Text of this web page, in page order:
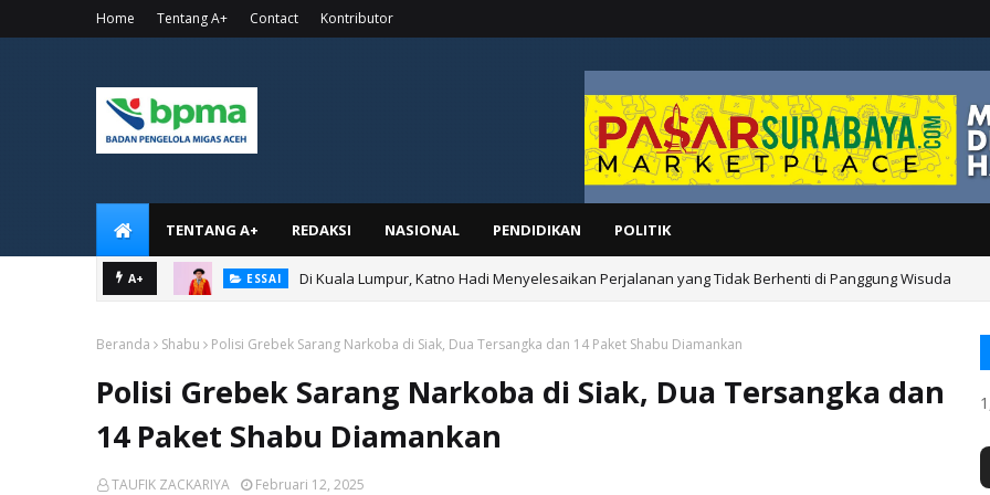
Home Tentang A+ Contact Kontributor
TENTANG A+ REDAKSI NASIONAL PENDIDIKAN POLITIK
A+ ESSAI Di Kuala Lumpur, Katno Hadi Menyelesaikan Perjalanan yang Tidak Berhenti di Panggung Wisuda
Beranda Shabu Polisi Grebek Sarang Narkoba di Siak, Dua Tersangka dan 14 Paket Shabu Diamankan
Polisi Grebek Sarang Narkoba di Siak, Dua Tersangka dan
14 Paket Shabu Diamankan
TAUFIK ZACKARIYA Februari 12, 2025